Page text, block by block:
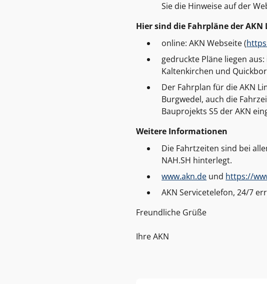
Sie die Hinweise auf der
Hier sind die Fahrpläne der
online: AKN Webseite (
gedruckte Pläne liegen
Kaltenkirchen und
Der Fahrplan für die AKN
Burgwedel, auch die
Bauprojekts S5 der AKN
Weitere Informationen
Die Fahrtzeiten sind bei
NAH.SH hinterlegt.
www.akn.de und https://
AKN Servicetelefon, 24/7
Freundliche Grüße
Ihre AKN